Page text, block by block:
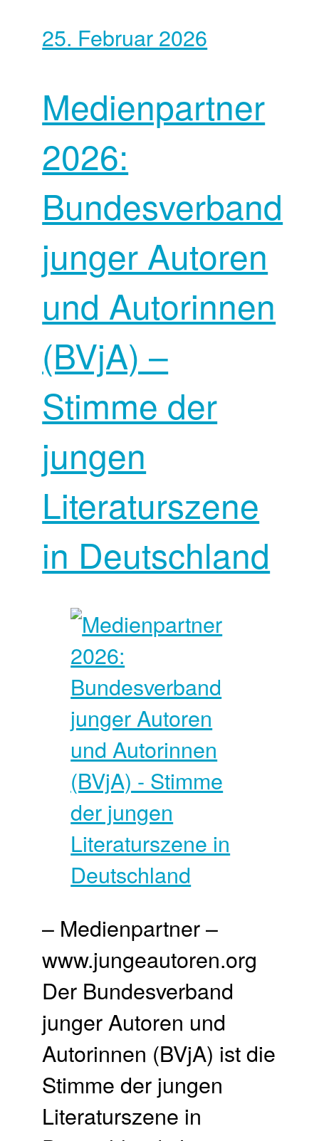
25. Februar 2026
Medienpartner
2026:
Bundesverband
junger Autoren
und Autorinnen
(BVjA) –
Stimme der
jungen
Literaturszene
in Deutschland
– Medienpartner –
www.jungeautoren.org
Der Bundesverband
junger Autoren und
Autorinnen (BVjA) ist die
Stimme der jungen
Literaturszene in